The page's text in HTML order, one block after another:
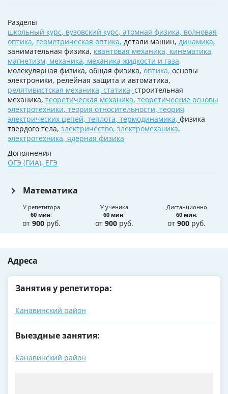
Разделы
школьный курс, вузовский курс, атомная физика, волновая
оптика, геометрическая оптика, детали машин, динамика,
занимательная физика, квантовая механика, кинематика,
магнетизм, механика, механика жидкости и газа,
молекулярная физика, общая физика, оптика, основы
электроники, релейная защита и автоматика,
релятивистская механика, статика, строительная
механика, теоретическая механика, теоретические основы
электротехники, теория относительности, теория
электрических цепей, теплота, термодинамика, физика
твердого тела, электричество, электромеханика,
электротехника, ядерная физика
Дополнения
ОГЭ (ГИА), ЕГЭ
Математика
У репетитора
60 мин:
от 900руб.
У ученика
60 мин:
от 900руб.
Дистанционно
60 мин:
от900 руб.
Адреса
Занятия у репетитора:
Канавинский район
Выездные занятия:
Канавинский район